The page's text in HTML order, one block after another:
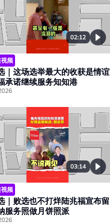
02:12
频
｜这场选举最大的收获是情谊
承诺继续服务知知港
03:14
频
｜败选也不打烊陆兆福宣布留
服务照做月饼照派